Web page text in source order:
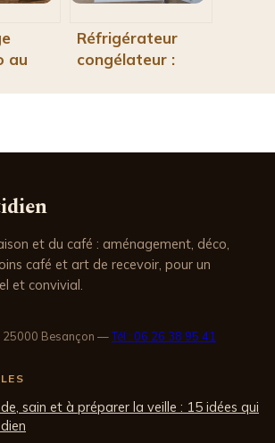
peu fiables
au
Réfrigérateur
congélateur :
et du café : aménagement, déco,
café et art de recevoir, pour un
et convivial.
25000 Besançon —Tél : 06 26 38 95 41
sain et à préparer la veille : 15 idées qui